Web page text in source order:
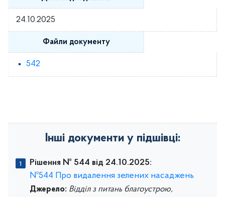
24.10.2025
Файли документу
542
Інші документи у підшівці:
Рішення № 544 від 24.10.2025:
№544 Про видалення зелених насаджень
Джерело: Відділ з питань благоустрою,